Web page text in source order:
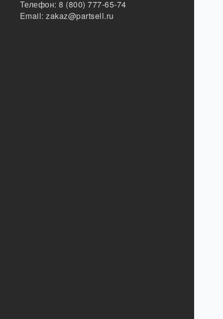
Телефон:8 (800) 777-65-74
Email:zakaz@partsell.ru